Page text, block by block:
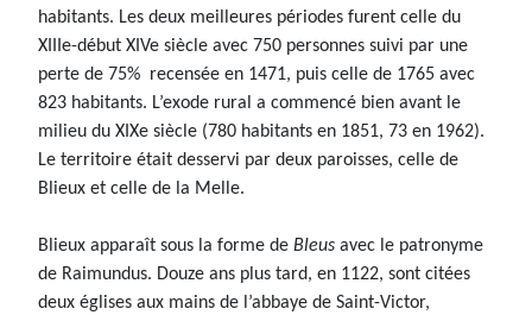
habitants. Les deux meilleures périodes furent celle du
XIIIe-début XIVe siècle avec 750 personnes suivi par une
perte de 75% recensée en 1471, puis celle de 1765 avec
823 habitants. L’exode rural a commencé bien avant le
milieu du XIXe siècle (780 habitants en 1851, 73 en 1962).
Le territoire était desservi par deux paroisses, celle de
Blieux et celle de la Melle.
Blieux apparaît sous la forme de Bleus avec le patronyme
de Raimundus. Douze ans plus tard, en 1122, sont citées
deux églises aux mains de l’abbaye de Saint-Victor,